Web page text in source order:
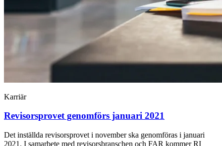
Karriär
Revisorsprovet genomförs januari 2021
Det inställda revisorsprovet i november ska genomföras i januari
2021. I samarbete med revisorsbranschen och FAR kommer RI